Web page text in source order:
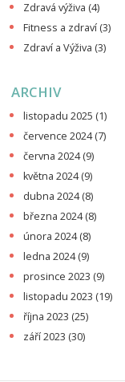
Zdravá výživa (4)
Fitness a zdraví (3)
Zdraví a Výživa (3)
ARCHIV
listopadu 2025 (1)
července 2024(7)
června 2024(9)
května 2024(9)
dubna 2024(8)
března 2024(8)
února 2024(8)
ledna 2024(9)
prosince 2023 (9)
listopadu 2023 (19)
října 2023 (25)
září 2023 (30)